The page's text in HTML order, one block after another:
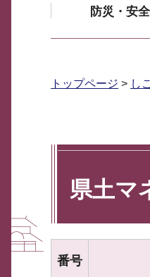
防災・安全
トップページ > し
県土マ
番号